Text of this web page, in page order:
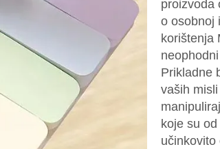
proizvoda
o osobnoj
korištenja
Prikladne
vaših
koje su
učinkovito